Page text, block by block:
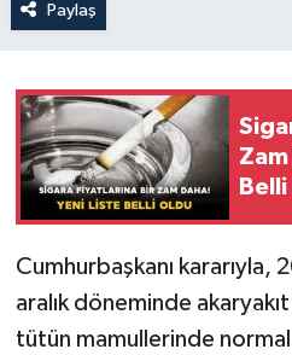
Paylaş
Cumhurbaşkanı kararıyla,
aralık döneminde
tütün mamullerinde